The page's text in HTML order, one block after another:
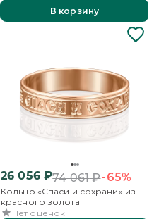
В корзину
26 056₽74 061₽-65%
Кольцо «Спаси и сохрани» из
красного золота
Нет оценок